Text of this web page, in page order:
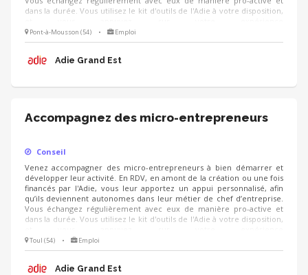
dans la durée. Vous utilisez le kit d'outils de l'Adie à votre disposition,
(cial/humain/orga/gestion/finance...).
Pont-à-Mousson (54) • Emploi
Adie Grand Est
Accompagnez des micro-entrepreneurs
Conseil
Venez accompagner des micro-entrepreneurs à bien démarrer et
développer leur activité. En RDV, en amont de la création ou une fois
financés par l'Adie, vous leur apportez un appui personnalisé, afin
qu’ils deviennent autonomes dans leur métier de chef d’entreprise.
Vous échangez régulièrement avec eux de manière pro-active et
dans la durée. Vous utilisez le kit d'outils de l'Adie à votre disposition,
(cial/humain/orga/gestion/finance...).
Toul (54) • Emploi
Adie Grand Est